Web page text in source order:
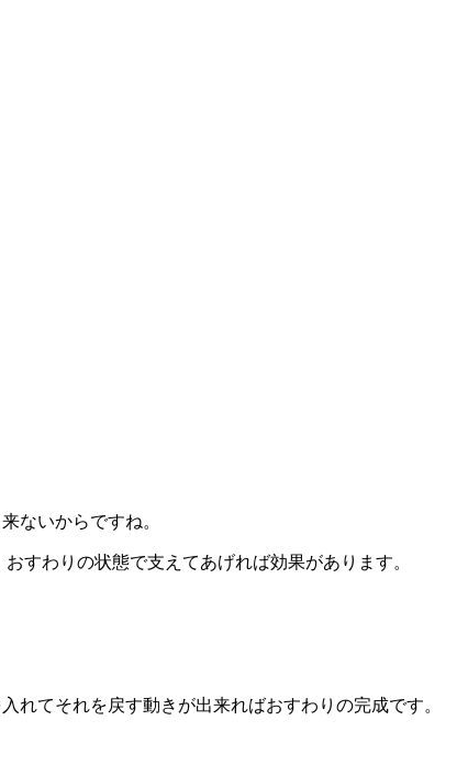
ないからですね。
すわりの状態で支えてあげれば効果があります。
れてそれを戻す動きが出来ればおすわりの完成です。